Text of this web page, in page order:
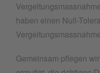
haben einen Null-
Gemeinsam pflegen